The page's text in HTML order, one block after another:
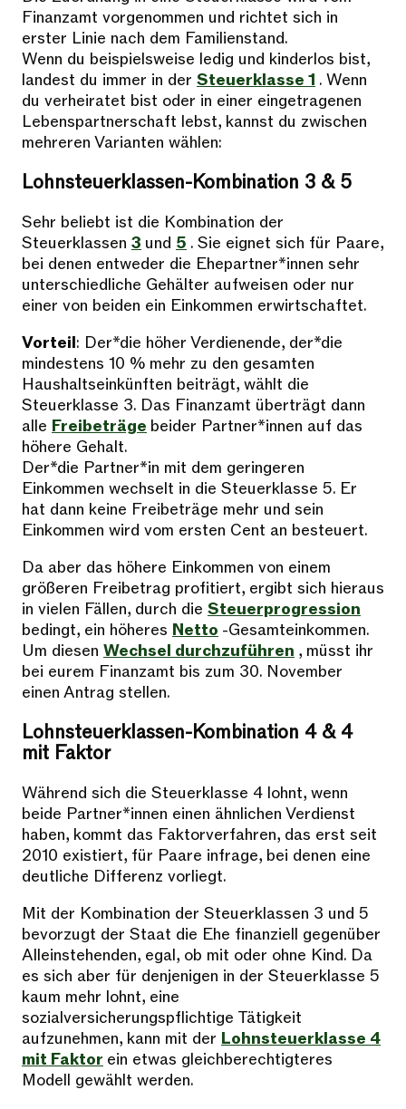
Finanzamt vorgenommen und richtet sich in
erster Linie nach dem Familienstand.
Wenn du beispielsweise ledig und kinderlos bist,
landest du immer in der Steuerklasse 1 . Wenn
du verheiratet bist oder in einer eingetragenen
Lebenspartnerschaft lebst, kannst du zwischen
mehreren Varianten wählen:
Lohnsteuerklassen-Kombination 3 & 5
Sehr beliebt ist die Kombination der
Steuerklassen 3 und 5 . Sie eignet sich für Paare,
bei denen entweder die Ehepartner*innen sehr
unterschiedliche Gehälter aufweisen oder nur
einer von beiden ein Einkommen erwirtschaftet.
Vorteil: Der*die höher Verdienende, der*die
mindestens 10 % mehr zu den gesamten
Haushaltseinkünften beiträgt, wählt die
Steuerklasse 3. Das Finanzamt überträgt dann
alle Freibeträge beider Partner*innen auf das
höhere Gehalt.
Der*die Partner*in mit dem geringeren
Einkommen wechselt in die Steuerklasse 5. Er
hat dann keine Freibeträge mehr und sein
Einkommen wird vom ersten Cent an besteuert.
Da aber das höhere Einkommen von einem
größeren Freibetrag profitiert, ergibt sich hieraus
in vielen Fällen, durch die Steuerprogression
bedingt, ein höheres Netto -Gesamteinkommen.
Um diesen Wechsel durchzuführen , müsst ihr
bei eurem Finanzamt bis zum 30. November
einen Antrag stellen.
Lohnsteuerklassen-Kombination 4 & 4
mit Faktor
Während sich die Steuerklasse 4 lohnt, wenn
beide Partner*innen einen ähnlichen Verdienst
haben, kommt das Faktorverfahren, das erst seit
2010 existiert, für Paare infrage, bei denen eine
deutliche Differenz vorliegt.
Mit der Kombination der Steuerklassen 3 und 5
bevorzugt der Staat die Ehe finanziell gegenüber
Alleinstehenden, egal, ob mit oder ohne Kind. Da
es sich aber für denjenigen in der Steuerklasse 5
kaum mehr lohnt, eine
sozialversicherungspflichtige Tätigkeit
aufzunehmen, kann mit der Lohnsteuerklasse 4
mit Faktor ein etwas gleichberechtigteres
Modell gewählt werden.